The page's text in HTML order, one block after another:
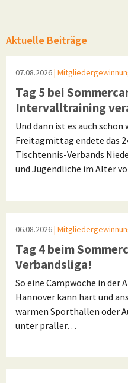
Aktuelle Beiträge
07.08.2026|
Tag 5 bei
Intervalltraining
Und dann ist es auch schon
Freitagmittag endete das
Tischtennis-Verbands
und Jugendliche im Alter
06.08.2026|
Tag 4 beim
Verbandsliga!
So eine Campwoche in der
Hannover kann hart und
warmen Sporthallen oder
unter praller…